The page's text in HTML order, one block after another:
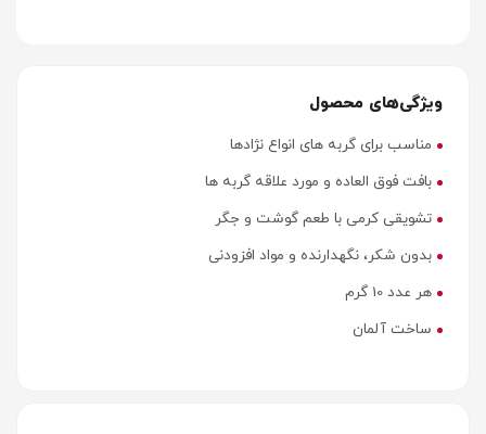
ویژگی‌های محصول
مناسب برای گربه های انواع نژادها
بافت فوق العاده و مورد علاقه گربه ها
تشویقی کرمی با طعم گوشت و جگر
بدون شکر، نگهدارنده و مواد افزودنی
هر عدد 10 گرم
ساخت آلمان